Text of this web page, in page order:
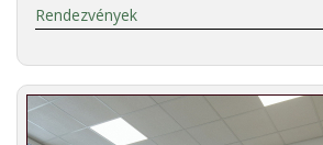
Rendezvények